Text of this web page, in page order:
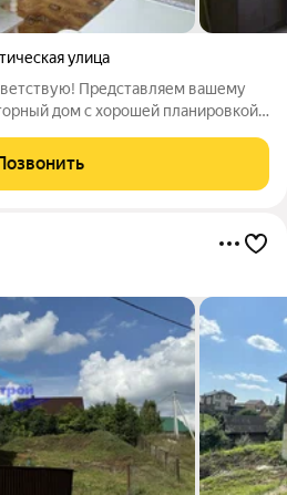
улица
Представляем вашему
дом с хорошей планировкой,
ценит комфорт и уют. Зал дома